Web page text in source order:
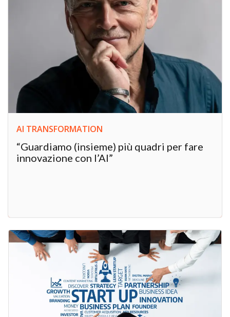
AI TRANSFORMATION
“Guardiamo (insieme) più quadri per fare
innovazione con l’AI”